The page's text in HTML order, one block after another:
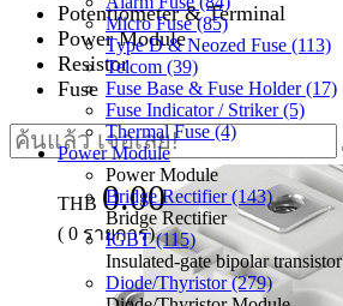
Potentiometer & Terminal
Power Module
Resistor
Fuse
THB 0.00
( 0 รายการ)
Micro Fuse (85)
Type D & Neozed Fuse (113)
Telcom (39)
Fuse Base & Fuse Holder (17)
Fuse Indicator / Striker (5)
Thermal Fuse (4)
Power Module
Power Module
Bridge Rectifier (143)
Bridge Rectifier
IGBT (115)
Insulated-gate bipolar transistor
Diode/Thyristor (279)